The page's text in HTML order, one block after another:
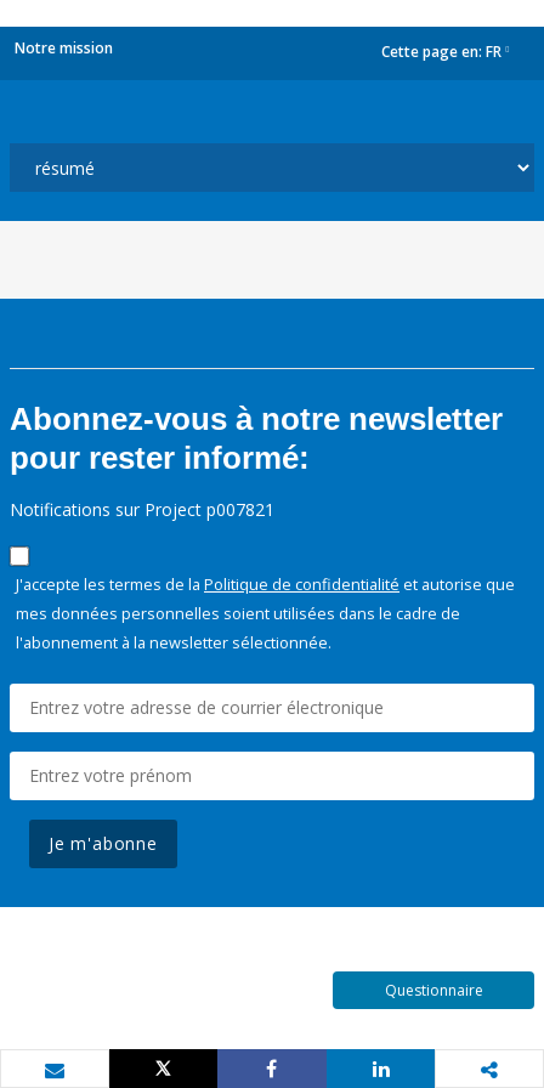
Notre mission Cette page en: FR
Abonnez-vous à notre newsletter
pour rester informé:
Notifications sur Project p007821
J'accepte les termes de la Politique de confidentialité et autorise que
mes données personnelles soient utilisées dans le cadre de
l'abonnement à la newsletter sélectionnée.
Je m'abonne
Questionnaire